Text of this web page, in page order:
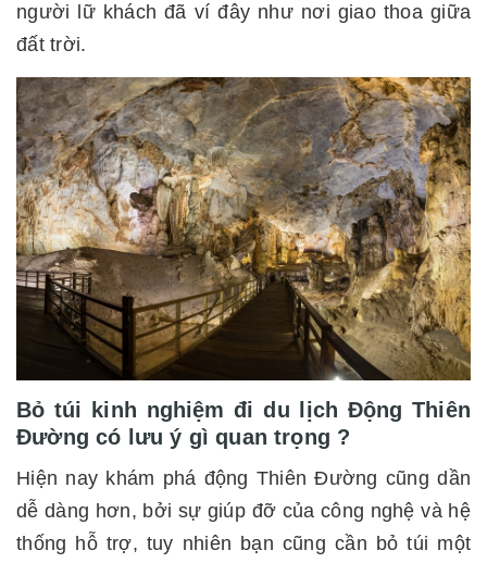
người lữ khách đã ví đây như nơi giao thoa giữa
đất trời.
Bỏ túi kinh nghiệm đi du lịch Động Thiên
Đường có lưu ý gì quan trọng ?
Hiện nay khám phá động Thiên Đường cũng dần
dễ dàng hơn, bởi sự giúp đỡ của công nghệ và hệ
thống hỗ trợ, tuy nhiên bạn cũng cần bỏ túi một